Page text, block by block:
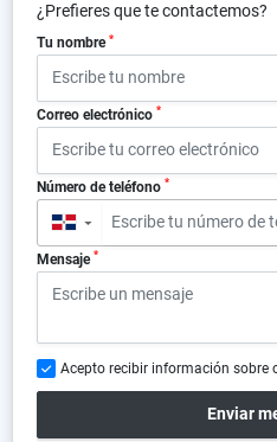
¿Prefieres que te contactemos?
Tu nombre *
Correo electrónico *
Número de teléfono *
▼
Mensaje *
Acepto recibir información sobre
Enviar